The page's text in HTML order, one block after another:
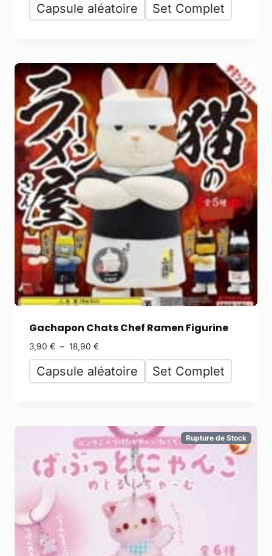
Capsule aléatoire Set Complet
Gachapon Chats Chef Ramen Figurine
3,90 € – 18,90 €
Capsule aléatoire Set Complet
Rupture de Stock